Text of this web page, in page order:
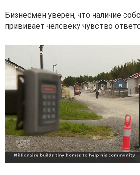
Бизнесмен уверен, что наличие
прививает человеку чувство